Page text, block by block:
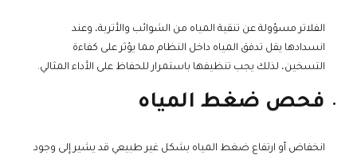
الفلاتر مسؤولة عن تنقية المياه من الشوائب والأتربة، وعند
انسدادها يقل تدفق المياه داخل النظام مما يؤثر على كفاءة
التسخين، لذلك يجب تنظيفها باستمرار للحفاظ على الأداء المثالي.
فحص ضغط المياه
انخفاض أو ارتفاع ضغط المياه بشكل غير طبيعي قد يشير إلى وجود